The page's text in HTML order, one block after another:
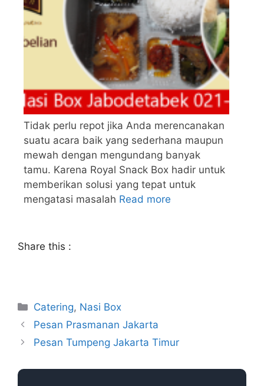
Tidak perlu repot jika Anda merencanakan
suatu acara baik yang sederhana maupun
mewah dengan mengundang banyak
tamu. Karena Royal Snack Box hadir untuk
memberikan solusi yang tepat untuk
mengatasi masalah Read more
Share this :
Catering, Nasi Box
Pesan Prasmanan Jakarta
Pesan Tumpeng Jakarta Timur